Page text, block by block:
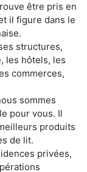
être pris en
il figure dans le
structures,
les hôtels, les
commerces,
sommes
pour vous. Il
produits
de lit.
privées,